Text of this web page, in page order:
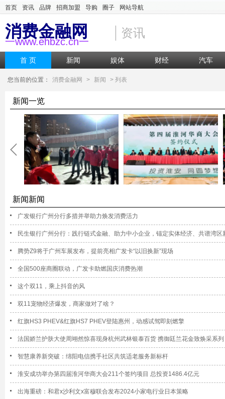
首页 资讯 品牌 招商加盟 导购 圈子 网站导航
消费金融网
一www.ehbzc.cn一
资讯
首 页 新闻 娱体 财经 汽车
您当前的位置： 消费金融网 > 新闻 > 列表
新闻一览
新闻新闻
广发银行广州分行多措并举助力焕发消费活力
民生银行广州分行：践行链式金融、助力中小企业，锚定实体经济、共谱湾区
腾势Z9将于广州车展发布，提前亮相广发卡“以旧换新”现场
全国500座商圈联动，广发卡助燃国庆消费热潮
这个双11，乘上抖音的风
双11宠物经济爆发，商家做对了啥？
红旗HS3 PHEV&红旗HS7 PHEV登陆惠州，动感试驾即刻燃擎
法国娇兰护肤大使周翊然惊喜现身杭州武林银泰百货 携御廷兰花金致焕采系列
智慧康养新突破：绵阳电信携手社区共筑适老服务新标杆
淮安成功举办第四届淮河华商大会211个签约项目 总投资1486.4亿元
出海重磅：和君x沙利文x富穆联合发布2024小家电行业日本策略